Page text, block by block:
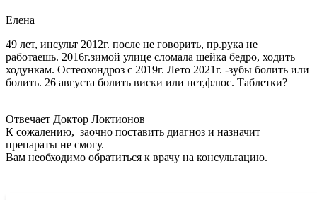
Елена
49 лет, инсульт 2012г. после не говорить, пр.рука не
работаешь. 2016г.зимой улице сломала шейка бедро, ходить
ходункам. Остеохондроз с 2019г. Лето 2021г. -зубы болить или
болить. 26 августа болить виски или нет,флюс. Таблетки?
Отвечает Доктор Локтионов
К сожалению, заочно поставить диагноз и назначит
препараты не смогу.
Вам необходимо обратиться к врачу на консультацию.